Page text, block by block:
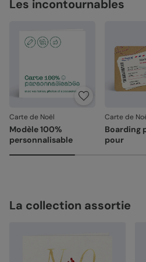
Les incontournables
Carte de Noël
Modèle 100%
personnalisable
Carte de
Boarding
pour
La collection assortie